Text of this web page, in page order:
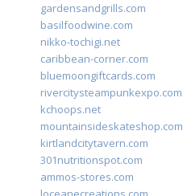
gardensandgrills.com
basilfoodwine.com
nikko-tochigi.net
caribbean-corner.com
bluemoongiftcards.com
rivercitysteampunkexpo.com
kchoops.net
mountainsideskateshop.com
kirtlandcitytavern.com
301nutritionspot.com
ammos-stores.com